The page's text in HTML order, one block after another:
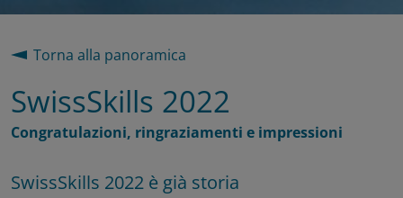
Torna alla panoramica
SwissSkills 2022
Congratulazioni, ringraziamenti e impressioni
SwissSkills 2022 è già storia